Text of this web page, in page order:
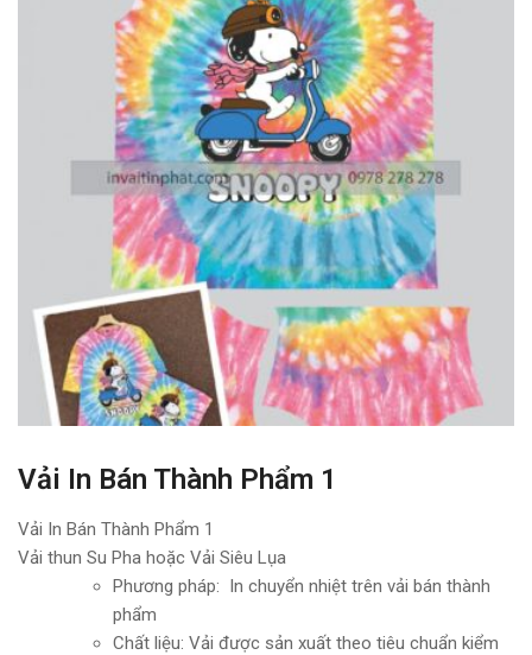
Vải In Bán Thành Phẩm 1
Vải In Bán Thành Phẩm 1
Vải thun Su Pha hoặc Vải Siêu Lụa
Phương pháp: In chuyển nhiệt trên vải bán thành
phẩm
Chất liệu: Vải được sản xuất theo tiêu chuẩn kiểm